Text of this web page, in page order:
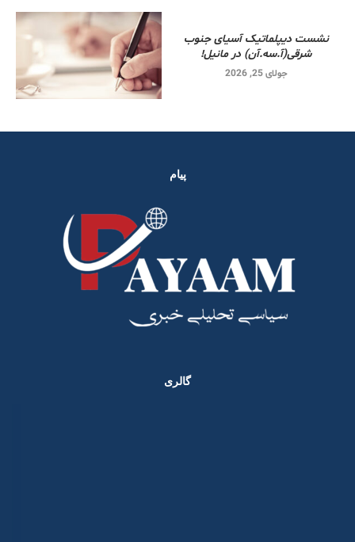
نشست دیپلماتیک آسیای جنوب
شرقی‌(آ.سه.آن) در مانیل!
جولای 25, 2026
پیام
گالری